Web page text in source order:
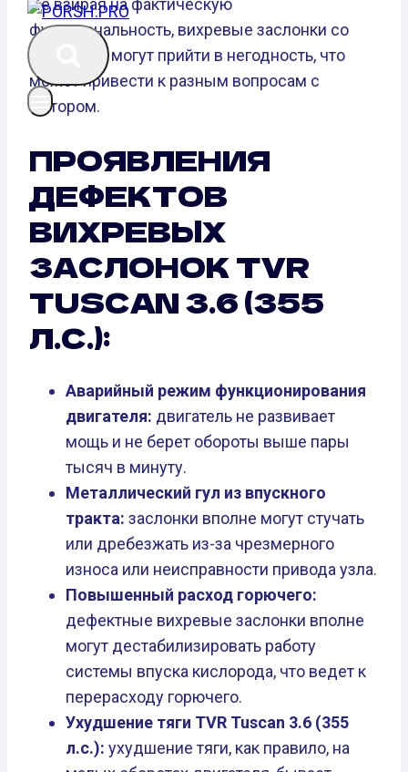
Не взирая на фактическую
функциональность, вихревые заслонки со
временем могут прийти в негодность, что
может привести к разным вопросам с
мотором.
ПРОЯВЛЕНИЯ
ДЕФЕКТОВ
ВИХРЕВЫХ
ЗАСЛОНОК TVR
TUSCAN 3.6 (355
Л.С.):
Аварийный режим функционирования
двигателя: двигатель не развивает
мощь и не берет обороты выше пары
тысяч в минуту.
Металлический гул из впускного
тракта: заслонки вполне могут стучать
или дребезжать из-за чрезмерного
износа или неисправности привода узла.
Повышенный расход горючего:
дефектные вихревые заслонки вполне
могут дестабилизировать работу
системы впуска кислорода, что ведет к
перерасходу горючего.
Ухудшение тяги TVR Tuscan 3.6 (355
л.с.): ухудшение тяги, как правило, на